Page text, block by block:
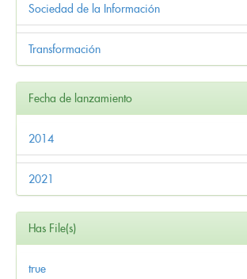
Sociedad de la Información
Transformación
Fecha de lanzamiento
2014
2021
Has File(s)
true